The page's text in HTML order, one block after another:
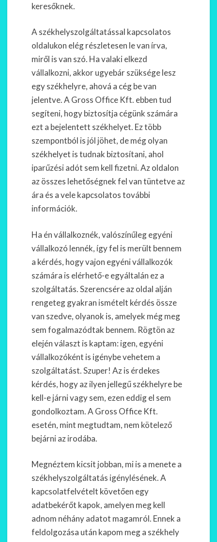
keresőknek.
A székhelyszolgáltatással kapcsolatos
oldalukon elég részletesen le van írva,
miről is van szó. Ha valaki elkezd
vállalkozni, akkor ugyebár szüksége lesz
egy székhelyre, ahová a cég be van
jelentve. A Gross Office Kft. ebben tud
segíteni, hogy biztosítja cégünk számára
ezt a bejelentett székhelyet. Ez több
szempontból is jól jöhet, de még olyan
székhelyet is tudnak biztosítani, ahol
iparűzési adót sem kell fizetni. Az oldalon
az összes lehetőségnek fel van tüntetve az
ára és a vele kapcsolatos további
információk.
Ha én vállalkoznék, valószínűleg egyéni
vállalkozó lennék, így fel is merült bennem
a kérdés, hogy vajon egyéni vállalkozók
számára is elérhető-e egyáltalán ez a
szolgáltatás. Szerencsére az oldal alján
rengeteg gyakran ismételt kérdés össze
van szedve, olyanok is, amelyek még meg
sem fogalmazódtak bennem. Rögtön az
elején választ is kaptam: igen, egyéni
vállalkozóként is igénybe vehetem a
szolgáltatást. Szuper! Az is érdekes
kérdés, hogy az ilyen jellegű székhelyre be
kell-e járni vagy sem, ezen eddig el sem
gondolkoztam. A Gross Office Kft.
esetén, mint megtudtam, nem kötelező
bejárni az irodába.
Megnéztem kicsit jobban, mi is a menete a
székhelyszolgáltatás igénylésének. A
kapcsolatfelvételt követően egy
adatbekérőt kapok, amelyen meg kell
adnom néhány adatot magamról. Ennek a
feldolgozása után kapom meg a székhely